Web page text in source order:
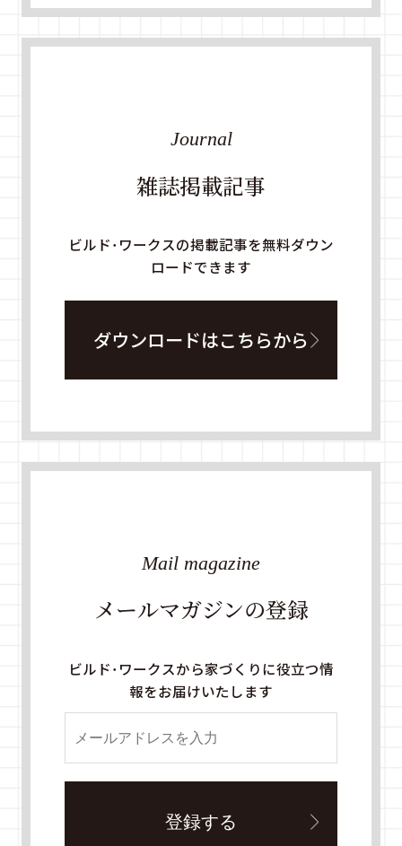
雑誌掲載記事
Journal
ビルド・ワークスの掲載記事を無料ダウン
ロードできます
ダウンロードはこちらから
メールマガジンの登録
Mail magazine
ビルド・ワークスから家づくりに役立つ情
報をお届けいたします